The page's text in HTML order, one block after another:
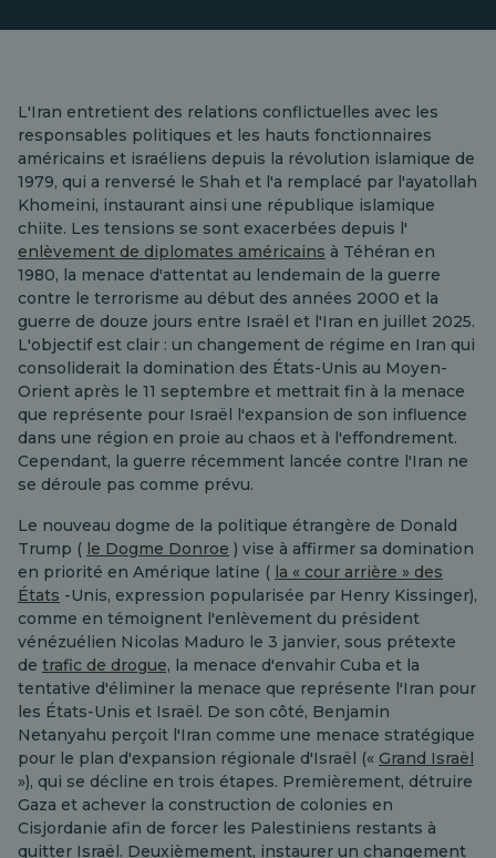
L'Iran entretient des relations conflictuelles avec les
responsables politiques et les hauts fonctionnaires
américains et israéliens depuis la révolution islamique de
1979, qui a renversé le Shah et l'a remplacé par l'ayatollah
Khomeini, instaurant ainsi une république islamique
chiite. Les tensions se sont exacerbées depuis l'
enlèvement de diplomates américains à Téhéran en
1980, la menace d'attentat au lendemain de la guerre
contre le terrorisme au début des années 2000 et la
guerre de douze jours entre Israël et l'Iran en juillet 2025.
L'objectif est clair : un changement de régime en Iran qui
consoliderait la domination des États-Unis au Moyen-
Orient après le 11 septembre et mettrait fin à la menace
que représente pour Israël l'expansion de son influence
dans une région en proie au chaos et à l'effondrement.
Cependant, la guerre récemment lancée contre l'Iran ne
se déroule pas comme prévu.
Le nouveau dogme de la politique étrangère de Donald
Trump ( le Dogme Donroe ) vise à affirmer sa domination
en priorité en Amérique latine ( la « cour arrière » des
États -Unis, expression popularisée par Henry Kissinger),
comme en témoignent l'enlèvement du président
vénézuélien Nicolas Maduro le 3 janvier, sous prétexte
de trafic de drogue, la menace d'envahir Cuba et la
tentative d'éliminer la menace que représente l'Iran pour
les États-Unis et Israël. De son côté, Benjamin
Netanyahu perçoit l'Iran comme une menace stratégique
pour le plan d'expansion régionale d'Israël (« Grand Israël
»), qui se décline en trois étapes. Premièrement, détruire
Gaza et achever la construction de colonies en
Cisjordanie afin de forcer les Palestiniens restants à
quitter Israël. Deuxièmement, instaurer un changement